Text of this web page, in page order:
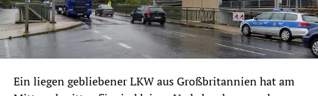
Ein liegen gebliebener LKW aus Großbritannien hat am